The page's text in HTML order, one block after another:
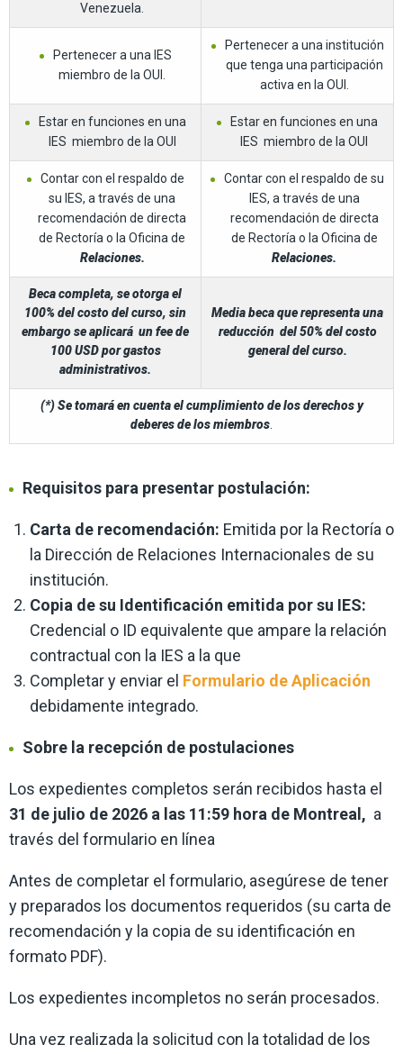
Venezuela.
Pertenecer a una IES
miembro de la OUI.
Pertenecer a una institución
que tenga una participación
activa en la OUI.
Estar en funciones en una
IES miembro de la OUI
Estar en funciones en una
IES miembro de la OUI
Contar con el respaldo de
su IES, a través de una
recomendación de directa
de Rectoría o la Oficina de
Relaciones.
Contar con el respaldo de su
IES, a través de una
recomendación de directa
de Rectoría o la Oficina de
Relaciones.
Beca completa, se otorga el
100% del costo del curso, sin
embargo se aplicará un fee de
100 USD por gastos
administrativos.
Media beca que representa una
reducción del 50% del costo
general del curso.
(*) Se tomará en cuenta el cumplimiento de los derechos y
deberes de los miembros.
Requisitos para presentar postulación:
Carta de recomendación: Emitida por la Rectoría o
la Dirección de Relaciones Internacionales de su
institución.
Copia de su Identificación emitida por su IES:
Credencial o ID equivalente que ampare la relación
contractual con la IES a la que
Completar y enviar el Formulario de Aplicación
debidamente integrado.
Sobre la recepción de postulaciones
Los expedientes completos serán recibidos hasta el
31 de julio de 2026 a las 11:59 hora de Montreal, a
través del formulario en línea
Antes de completar el formulario, asegúrese de tener
y preparados los documentos requeridos (su carta de
recomendación y la copia de su identificación en
formato PDF).
Los expedientes incompletos no serán procesados.
Una vez realizada la solicitud con la totalidad de los